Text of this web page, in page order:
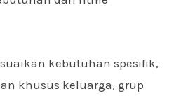
kebutuhan spesifik,
khusus keluarga, grup